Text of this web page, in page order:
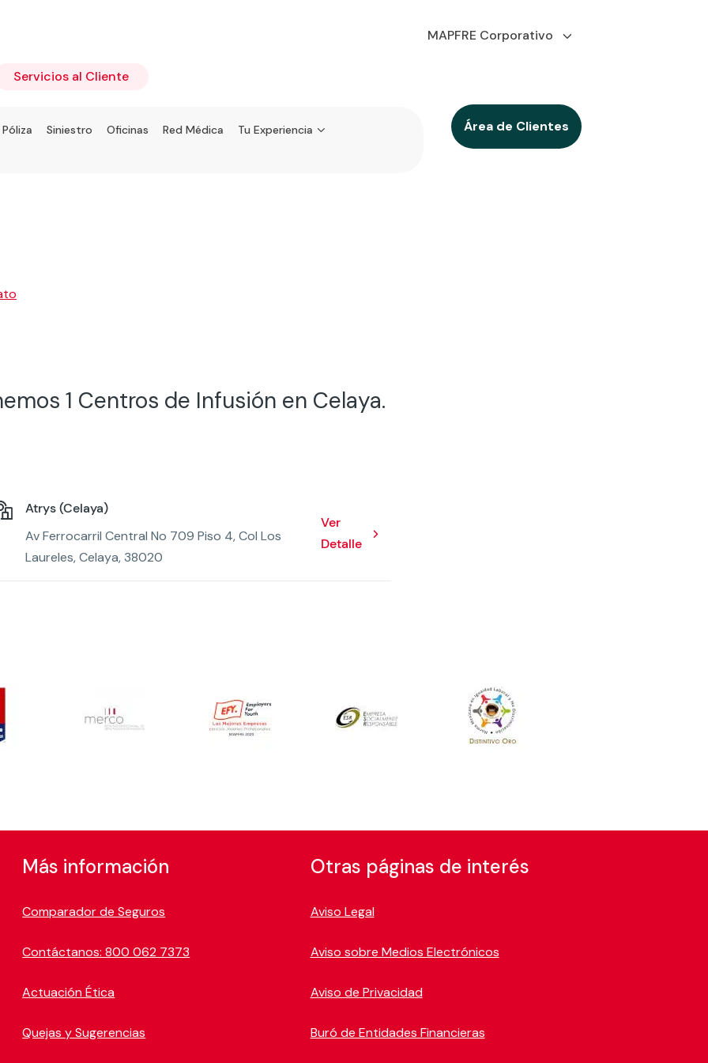
MAPFRE Corporativo
Área de Clientes
Servicios al Cliente
Siniestro Oficinas Red Médica Tu Experiencia
1 Centros de Infusión en Celaya.
Atrys (Celaya)
Av Ferrocarril Central No 709 Piso 4, Col Los
Laureles, Celaya, 38020
Ver
Detalle
Más información
Comparador de Seguros
Contáctanos: 800 062 7373
Actuación Ética
Quejas y Sugerencias
Otras páginas de interés
Aviso Legal
Aviso sobre Medios Electrónicos
Aviso de Privacidad
Buró de Entidades Financieras